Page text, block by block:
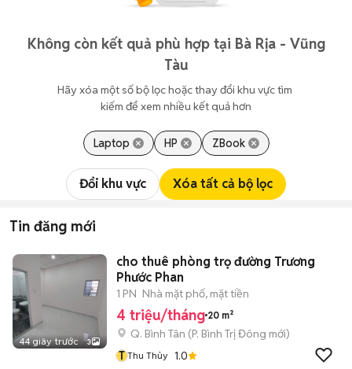
Không còn kết quả phù hợp tại Bà Rịa - Vũng
Tàu
Hãy xóa một số bộ lọc hoặc thay đổi khu vực tìm
kiếm để xem nhiều kết quả hơn
Laptop HP ZBook
Đổi khu vực Xóa tất cả bộ lọc
Tin đăng mới
44 giây trước 3
cho thuê phòng trọ đường Trương
Phước Phan
1 PN Nhà mặt phố, mặt tiền
4 triệu/tháng 20 m²
Q. Bình Tân (P. Bình Trị Đông mới)
T Thu Thủy 1.0